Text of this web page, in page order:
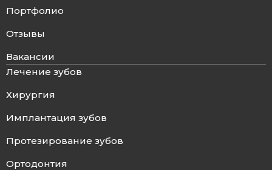
Портфолио
Отзывы
Вакансии
Лечение зубов
Хирургия
Имплантация зубов
Протезирование зубов
Ортодонтия